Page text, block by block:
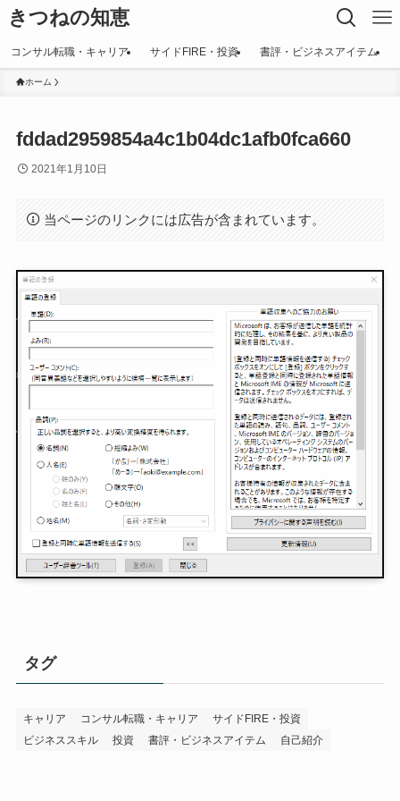
きつねの知恵
コンサル転職・キャリア サイドFIRE・投資 書評・ビジネスアイテム
ホーム
fddad2959854a4c1b04dc1afb0fca660
2021年1月10日
当ページのリンクには広告が含まれています。
タグ
キャリア コンサル転職・キャリア
サイドFIRE・投資
ビジネススキル
投資 書評・ビジネスアイテム 自己紹介